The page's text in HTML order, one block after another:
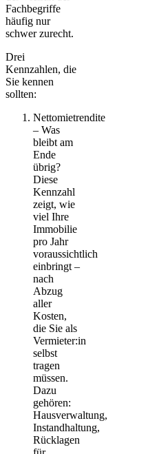
Fachbegriffe
häufig nur
schwer zurecht.
Drei
Kennzahlen, die
Sie kennen
sollten:
Nettomietrendite
– Was
bleibt am
Ende
übrig?
Diese
Kennzahl
zeigt, wie
viel Ihre
Immobilie
pro Jahr
voraussichtlich
einbringt –
nach
Abzug
aller
Kosten,
die Sie als
Vermieter:in
selbst
tragen
müssen.
Dazu
gehören:
Hausverwaltung,
Instandhaltung,
Rücklagen